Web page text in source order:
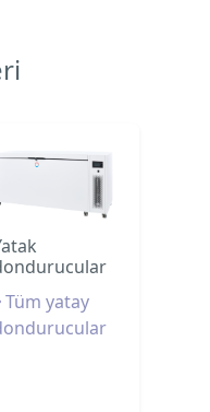
Tüm yatay